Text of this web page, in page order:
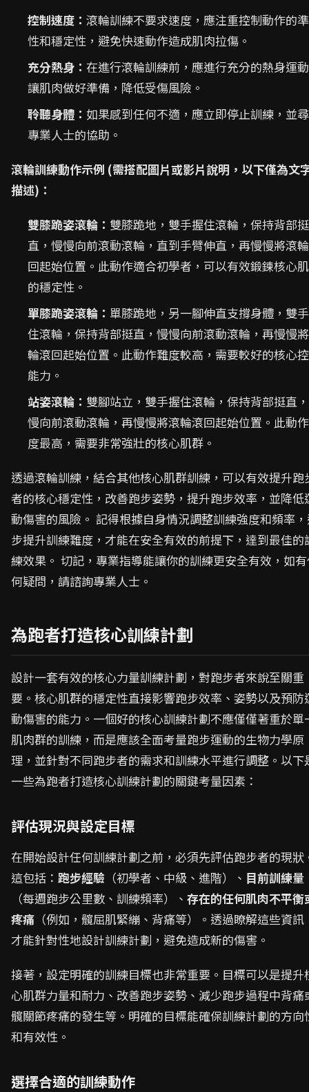
控制速度： 滾輪訓練不要求速度，應注重控制動作的
性和穩定性，避免快速動作造成肌肉拉傷。
充分熱身： 在進行滾輪訓練前，應進行充分的熱身運
讓肌肉做好準備，降低受傷風險。
聆聽身體： 如果感到任何不適，應立即停止訓練，並
專業人士的協助。
滾輪訓練動作示例 (需搭配圖片或影片說明，以下僅為文
描述)：
雙膝跪姿滾輪： 雙膝跪地，雙手握住滾輪，保持背部挺
直，慢慢向前滾動滾輪，直到手臂伸直，再慢慢將滾
回起始位置。此動作適合初學者，可以有效鍛鍊核心
的穩定性。
單膝跪姿滾輪： 單膝跪地，另一腳伸直支撐身體，雙
住滾輪，保持背部挺直，慢慢向前滾動滾輪，再慢慢
輪滾回起始位置。此動作難度較高，需要較好的核心
能力。
站姿滾輪： 雙腳站立，雙手握住滾輪，保持背部挺直
慢向前滾動滾輪，再慢慢將滾輪滾回起始位置。此動
度最高，需要非常強壯的核心肌群。
透過滾輪訓練，結合其他核心肌群訓練，可以有效提升跑
者的核心穩定性，改善跑步姿勢，提升跑步效率，並降低
動傷害的風險。 記得根據自身情況調整訓練強度和頻率
步提升訓練難度，才能在安全有效的前提下，達到最佳的
練效果。 切記，專業指導能讓你的訓練更安全有效，如
何疑問，請諮詢專業人士。
為跑者打造核心訓練計劃
設計一套有效的核心力量訓練計劃，對跑步者來說至關重
要。核心肌群的穩定性直接影響跑步效率、姿勢以及預防
動傷害的能力。一個好的核心訓練計劃不應僅僅著重於單
肌肉群的訓練，而是應該全面考量跑步運動的生物力學原
理，並針對不同跑步者的需求和訓練水平進行調整。以下
一些為跑者打造核心訓練計劃的關鍵考量因素：
評估現況與設定目標
在開始設計任何訓練計劃之前，必須先評估跑步者的現狀
這包括： 跑步經驗 （初學者、中級、進階）、 目前訓練量
（每週跑步公里數、訓練頻率）、 存在的任何肌肉不平衡
疼痛 （例如，髖屈肌緊繃、背痛等）。透過瞭解這些資訊
才能針對性地設計訓練計劃，避免造成新的傷害。
接著，設定明確的訓練目標也非常重要。目標可以是提升
心肌群力量和耐力、改善跑步姿勢、減少跑步過程中背痛
髖關節疼痛的發生等。明確的目標能確保訓練計劃的方向
和有效性。
選擇合適的訓練動作